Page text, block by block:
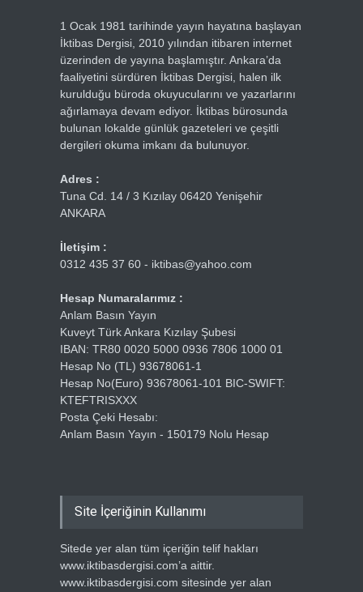
1 Ocak 1981 tarihinde yayın hayatına başlayan
İktibas Dergisi, 2010 yılından itibaren internet
üzerinden de yayına başlamıştır. Ankara’da
faaliyetini sürdüren İktibas Dergisi, halen ilk
kurulduğu büroda okuyucularını ve yazarlarını
ağırlamaya devam ediyor. İktibas bürosunda
bulunan lokalde günlük gazeteleri ve çeşitli
dergileri okuma imkanı da bulunuyor.
Adres :
Tuna Cd. 14 / 3 Kızılay 06420 Yenişehir
ANKARA
İletişim :
0312 435 37 60 - iktibas@yahoo.com
Hesap Numaralarımız :
Anlam Basın Yayın
Kuveyt Türk Ankara Kızılay Şubesi
IBAN: TR80 0020 5000 0936 7806 1000 01
Hesap No (TL) 93678061-1
Hesap No(Euro) 93678061-101 BIC-SWIFT:
KTEFTRISXXX
Posta Çeki Hesabı:
Anlam Basın Yayın - 150179 Nolu Hesap
Site İçeriğinin Kullanımı
Sitede yer alan tüm içeriğin telif hakları
www.iktibasdergisi.com’a aittir.
www.iktibasdergisi.com sitesinde yer alan